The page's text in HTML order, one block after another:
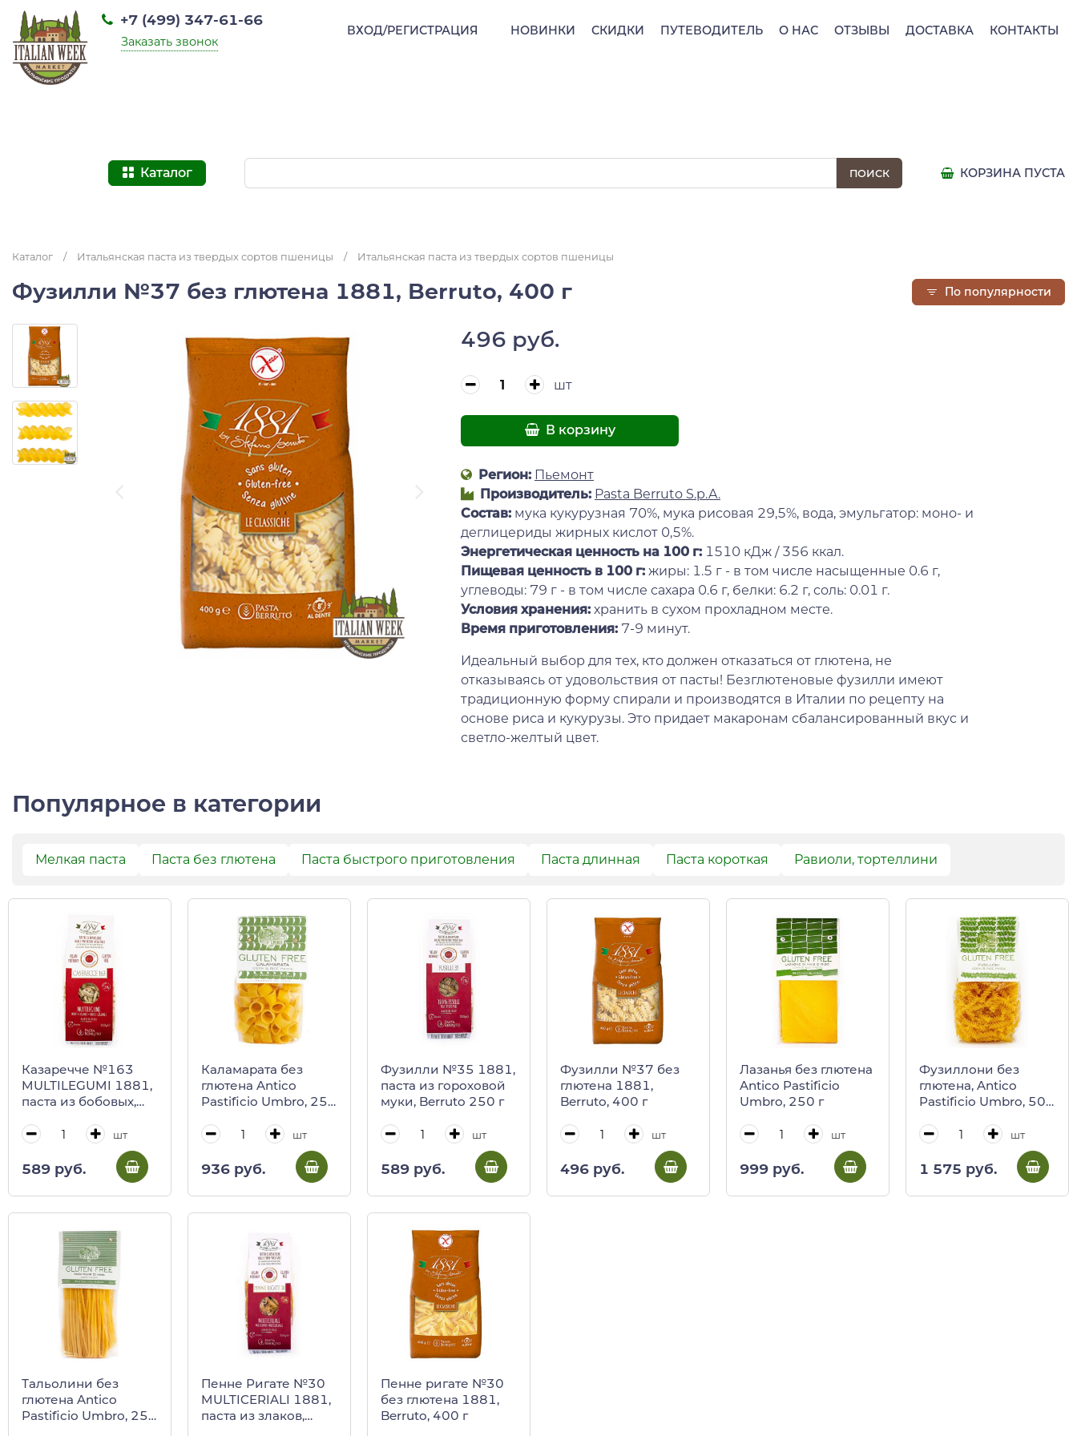
НОВИНКИ СКИДКИ ПУТЕВОДИТЕЛЬ О НАС ОТЗЫВЫ ДОСТАВКА КОНТАКТЫ
+7 (499) 347-61-66
Заказать звонок
ВХОД/РЕГИСТРАЦИЯ
Каталог КОРЗИНА ПУСТА
Каталог / Итальянская паста из твердых сортов пшеницы / Итальянская паста из твердых сортов пшеницы
Фузилли №37 без глютена 1881, Berruto, 400 г
496 руб.
шт
В корзину
Регион: Пьемонт
Производитель: Pasta Berruto S.p.A.
Состав: мука кукурузная 70%, мука рисовая 29,5%, вода, эмульгатор: моно- и
деглицериды жирных кислот 0,5%.
Энергетическая ценность на 100 г: 1510 кДж / 356 ккал.
Пищевая ценность в 100 г: жиры: 1.5 г - в том числе насыщенные 0.6 г,
углеводы: 79 г - в том числе сахара 0.6 г, белки: 6.2 г, соль: 0.01 г.
Условия хранения: хранить в сухом прохладном месте.
Время приготовления: 7-9 минут.
Идеальный выбор для тех, кто должен отказаться от глютена, не
отказываясь от удовольствия от пасты! Безглютеновые фузилли имеют
традиционную форму спирали и производятся в Италии по рецепту на
основе риса и кукурузы. Это придает макаронам сбалансированный вкус и
светло-желтый цвет.
Популярное в категории
По популярности
Мелкая паста Паста без глютена Паста быстрого приготовления Паста длинная Паста короткая Равиоли, тортеллини
Казаречче №163
MULTILEGUMI 1881,
паста из бобовых,
шт
589 руб.
Каламарата без
глютена Antico
Pastificio Umbro, 250
шт
936 руб.
Фузилли №35 1881,
паста из гороховой
муки, Berruto 250 г
шт
589 руб.
Фузилли №37 без
глютена 1881,
Berruto, 400 г
шт
496 руб.
Лазанья без глютена
Antico Pastificio
Umbro, 250 г
шт
999 руб.
Фузиллони без
глютена, Antico
Pastificio Umbro, 500
шт
1 575 руб.
Тальолини без
глютена Antico
Pastificio Umbro, 250
Пенне Ригате №30
MULTICERIALI 1881,
паста из злаков,
Пенне ригате №30
без глютена 1881,
Berruto, 400 г